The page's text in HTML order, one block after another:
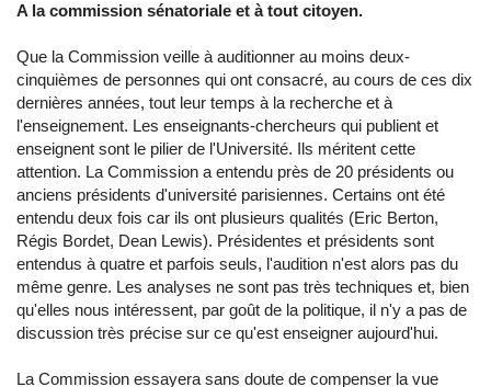
A la commission sénatoriale et à tout citoyen.
Que la Commission veille à auditionner au moins deux-
cinquièmes de personnes qui ont consacré, au cours de ces dix
dernières années, tout leur temps à la recherche et à
l'enseignement. Les enseignants-chercheurs qui publient et
enseignent sont le pilier de l'Université. Ils méritent cette
attention. La Commission a entendu près de 20 présidents ou
anciens présidents d'université parisiennes. Certains ont été
entendu deux fois car ils ont plusieurs qualités (Eric Berton,
Régis Bordet, Dean Lewis). Présidentes et présidents sont
entendus à quatre et parfois seuls, l'audition n'est alors pas du
même genre. Les analyses ne sont pas très techniques et, bien
qu'elles nous intéressent, par goût de la politique, il n'y a pas de
discussion très précise sur ce qu'est enseigner aujourd'hui.
La Commission essayera sans doute de compenser la vue